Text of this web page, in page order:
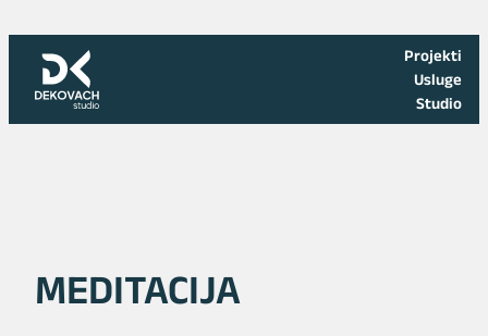
sadržaj
Projekti
Usluge
Studio
MEDITACIJA